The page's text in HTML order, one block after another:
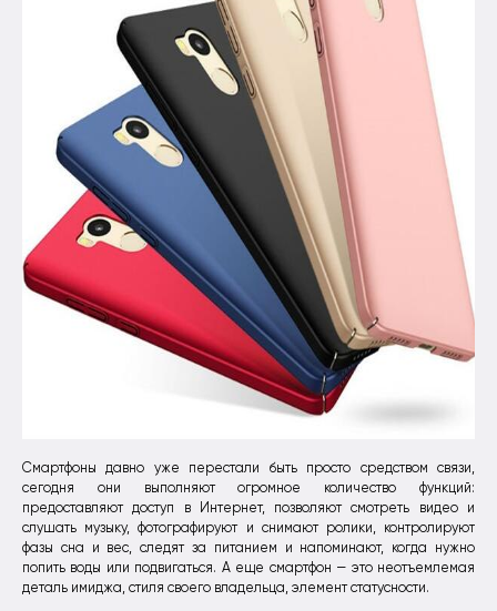
Смартфоны давно уже перестали быть просто средством связи,
сегодня они выполняют огромное количество функций:
предоставляют доступ в Интернет, позволяют смотреть видео и
слушать музыку, фотографируют и снимают ролики, контролируют
фазы сна и вес, следят за питанием и напоминают, когда нужно
попить воды или подвигаться. А еще смартфон — это неотъемлемая
деталь имиджа, стиля своего владельца, элемент статусности.